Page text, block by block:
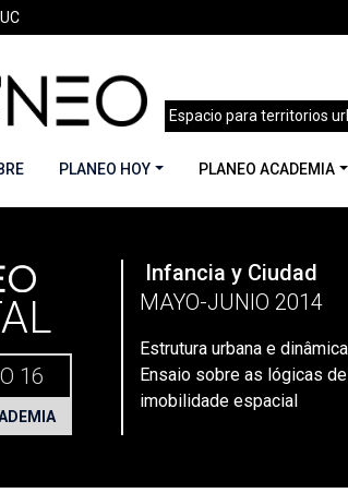
Espacio para territorios
PLANEO HOY PLANEO ACADEMIA
Hoy Planeo Digital»PLANEO 16 |
16
Infancia y Ciudad
MAYO-JUNIO 2014
Estrutura urbana e
Ensaio sobre as lógicas
imobilidade espacial